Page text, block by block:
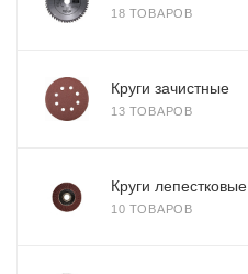
18 ТОВАРОВ
Круги зачистные
13 ТОВАРОВ
Круги лепестковые
10 ТОВАРОВ